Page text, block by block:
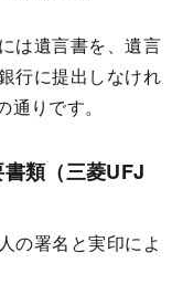
は遺言書を、遺言
行に提出しなけれ
りです。
類（三菱UFJ
署名と実印によ